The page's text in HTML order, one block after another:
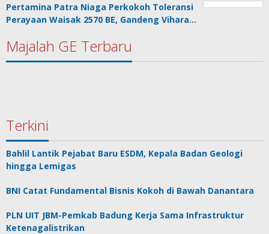
Pertamina Patra Niaga Perkokoh Toleransi
Perayaan Waisak 2570 BE, Gandeng Vihara…
Majalah GE Terbaru
Terkini
Bahlil Lantik Pejabat Baru ESDM, Kepala Badan Geologi
hingga Lemigas
BNI Catat Fundamental Bisnis Kokoh di Bawah Danantara
PLN UIT JBM-Pemkab Badung Kerja Sama Infrastruktur
Ketenagalistrikan